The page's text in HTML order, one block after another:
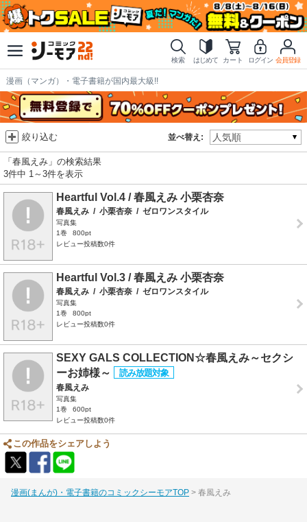
検索 はじめて カート ログイン 会員登録
漫画（マンガ）・電子書籍が国内最大級!!
並べ替え:
絞り込む
「春風えみ」の検索結果
3件中 1～3件を表示
Heartful Vol.4 / 春風えみ 小栗杏奈
春風えみ / 小栗杏奈 / ゼロワンスタイル
写真集
1巻
800pt
レビュー投稿数0件
Heartful Vol.3 / 春風えみ 小栗杏奈
春風えみ / 小栗杏奈 / ゼロワンスタイル
写真集
1巻
800pt
レビュー投稿数0件
SEXY GALS COLLECTION☆春風えみ～セクシ
ーお姉様～
春風えみ
写真集
1巻
600pt
レビュー投稿数0件
この作品をシェアしよう
漫画(まんが)・電子書籍のコミックシーモアTOP 春風えみ